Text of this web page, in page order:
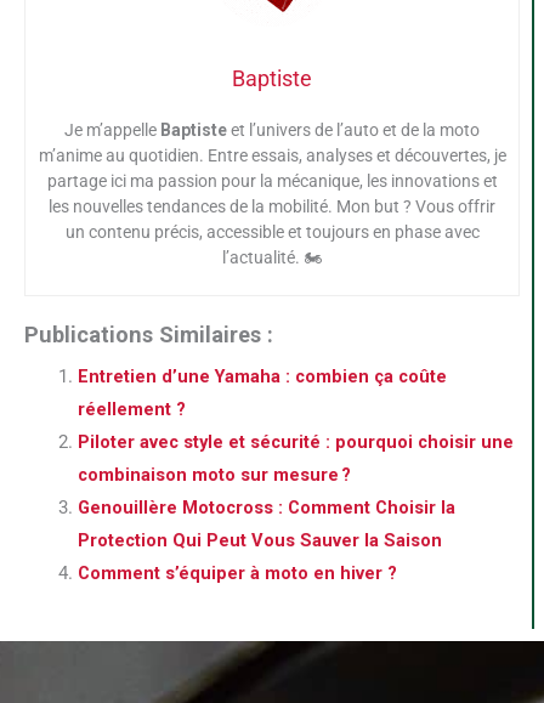
Baptiste
Je m’appelle Baptisteet l’univers de l’auto et de la moto
m’anime au quotidien. Entre essais, analyses et découvertes, je
partage ici ma passion pour la mécanique, les innovations et
les nouvelles tendances de la mobilité. Mon but ? Vous offrir
un contenu précis, accessible et toujours en phase avec
l’actualité. 🏍️
Publications Similaires :
Entretien d’une Yamaha : combien ça coûte
réellement ?
Piloter avec style et sécurité : pourquoi choisir une
combinaison moto sur mesure ?
Genouillère Motocross : Comment Choisir la
Protection Qui Peut Vous Sauver la Saison
Comment s’équiper à moto en hiver ?